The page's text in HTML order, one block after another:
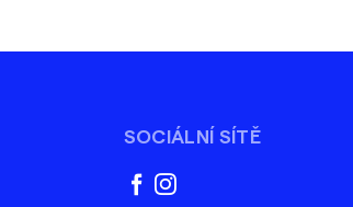
SOCIÁLNÍ SÍTĚ
facebook
instagram